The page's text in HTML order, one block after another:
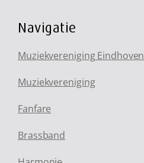
Navigatie
Muziekvereniging Eindhoven
Muziekvereniging
Fanfare
Brassband